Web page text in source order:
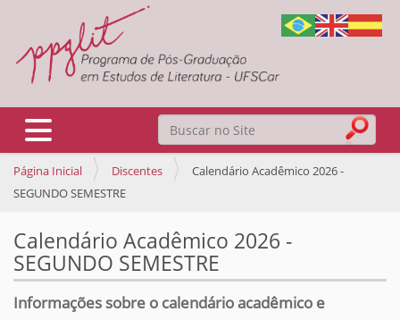
Busca
Busca Avançada…
Toggle navigation
Página Inicial Discentes
Calendário Acadêmico 2026 -
SEGUNDO SEMESTRE
Calendário Acadêmico 2026 -
SEGUNDO SEMESTRE
Informações sobre o calendário acadêmico e